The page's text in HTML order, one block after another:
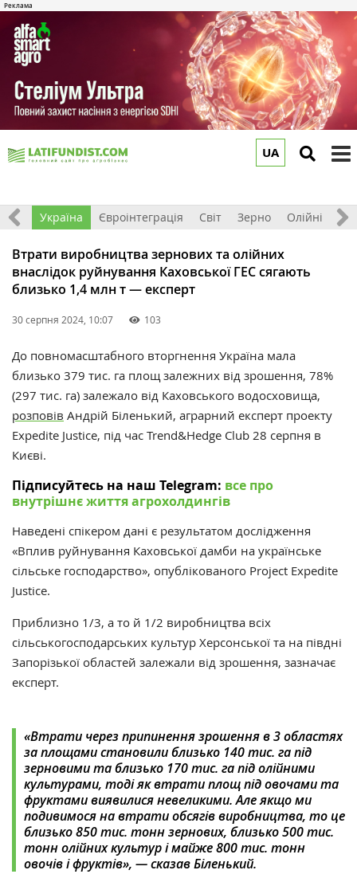
UA
Все Україна Євроінтеграція Світ Зерно Олійні
Втрати виробництва зернових та олійних
внаслідок руйнування Каховської ГЕС сягають
близько 1,4 млн т — експерт
30 серпня 2024, 10:07 103
До повномасштабного вторгнення Україна мала
близько 379 тис. га площ залежних від зрошення, 78%
(297 тис. га) залежало від Каховського водосховища,
розповів Андрій Біленький, аграрний експерт проекту
Expedite Justice, під час Trend&Hedge Club 28 серпня в
Києві.
Підписуйтесь на наш Telegram: все про
внутрішнє життя агрохолдингів
Наведені спікером дані є результатом дослідження
«Вплив руйнування Каховської дамби на українське
сільське господарство», опублікованого Project Expedite
Justice.
Приблизно 1/3, а то й 1/2 виробництва всіх
сільськогосподарських культур Херсонської та на півдні
Запорізької областей залежали від зрошення, зазначає
експерт.
«Втрати через припинення зрошення в 3 областях
за площами становили близько 140 тис. га під
зерновими та близько 170 тис. га під олійними
культурами, тоді як втрати площ під овочами та
фруктами виявилися невеликими. Але якщо ми
подивимося на втрати обсягів виробництва, то це
близько 850 тис. тонн зернових, близько 500 тис.
тонн олійних культур і майже 800 тис. тонн
овочів і фруктів», — сказав Біленький.